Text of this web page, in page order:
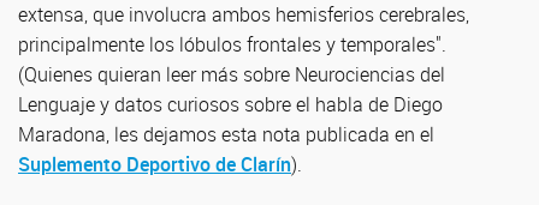
extensa, que involucra ambos hemisferios cerebrales,
principalmente los lóbulos frontales y temporales".
(Quienes quieran leer más sobre Neurociencias del
Lenguaje y datos curiosos sobre el habla de Diego
Maradona, les dejamos esta nota publicada en el
Suplemento Deportivo de Clarín).